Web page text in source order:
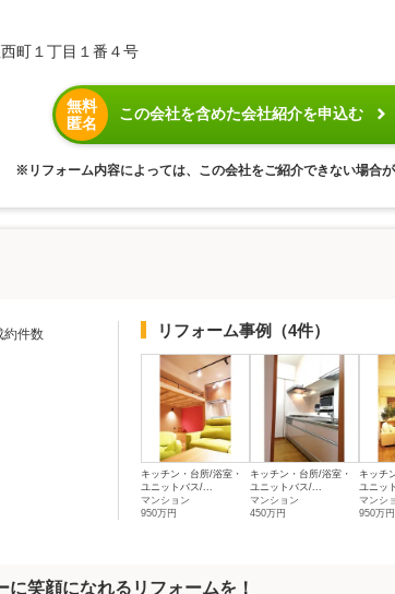
町１丁目１番４号
無料
匿名
この会社を含めた会社紹介を申込む
※リフォーム内容によっては、この会社をご紹介できない場合が
約件数 リフォーム事例 （4件）
キッチン・台所/浴室・
ユニットバス/...
マンション
950万円
キッチン・台所/浴室・
ユニットバス/...
マンション
450万円
キッチ
ユニッ
マンシ
950万円
笑顔になれるリフォームを！